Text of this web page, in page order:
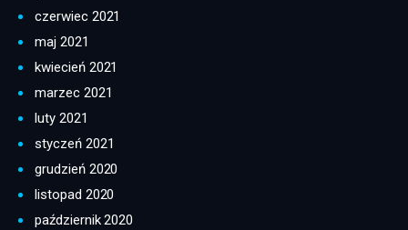
czerwiec 2021
maj 2021
kwiecień 2021
marzec 2021
luty 2021
styczeń 2021
grudzień 2020
listopad 2020
październik 2020